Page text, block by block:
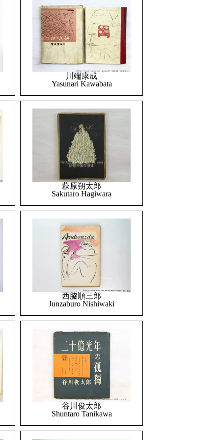
川端康成
Yasunari Kawabata
萩原朔太郎
Sakutaro Hagiwara
西脇順三郎
Junzaburo Nishiwaki
谷川俊太郎
Shuntaro Tanikawa